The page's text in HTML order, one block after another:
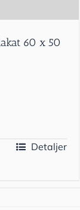
60 x 50
Detaljer